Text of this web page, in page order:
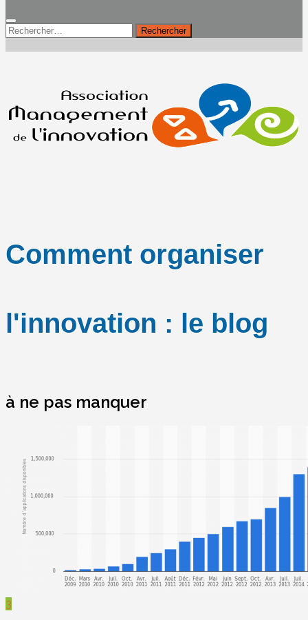
Rechercher :
Comment organiser
l'innovation : le blog
à ne pas manquer
3